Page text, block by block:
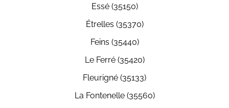
Essé (35150)
Étrelles (35370)
Feins (35440)
Le Ferré (35420)
Fleurigné (35133)
La Fontenelle (35560)